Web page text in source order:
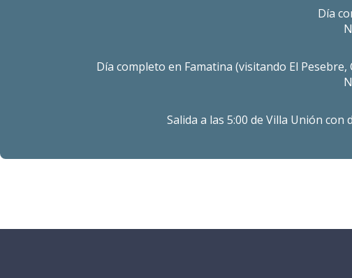
Día
Día completo en Famatina (visitando El
Salida a las 5:00 de Villa Unión